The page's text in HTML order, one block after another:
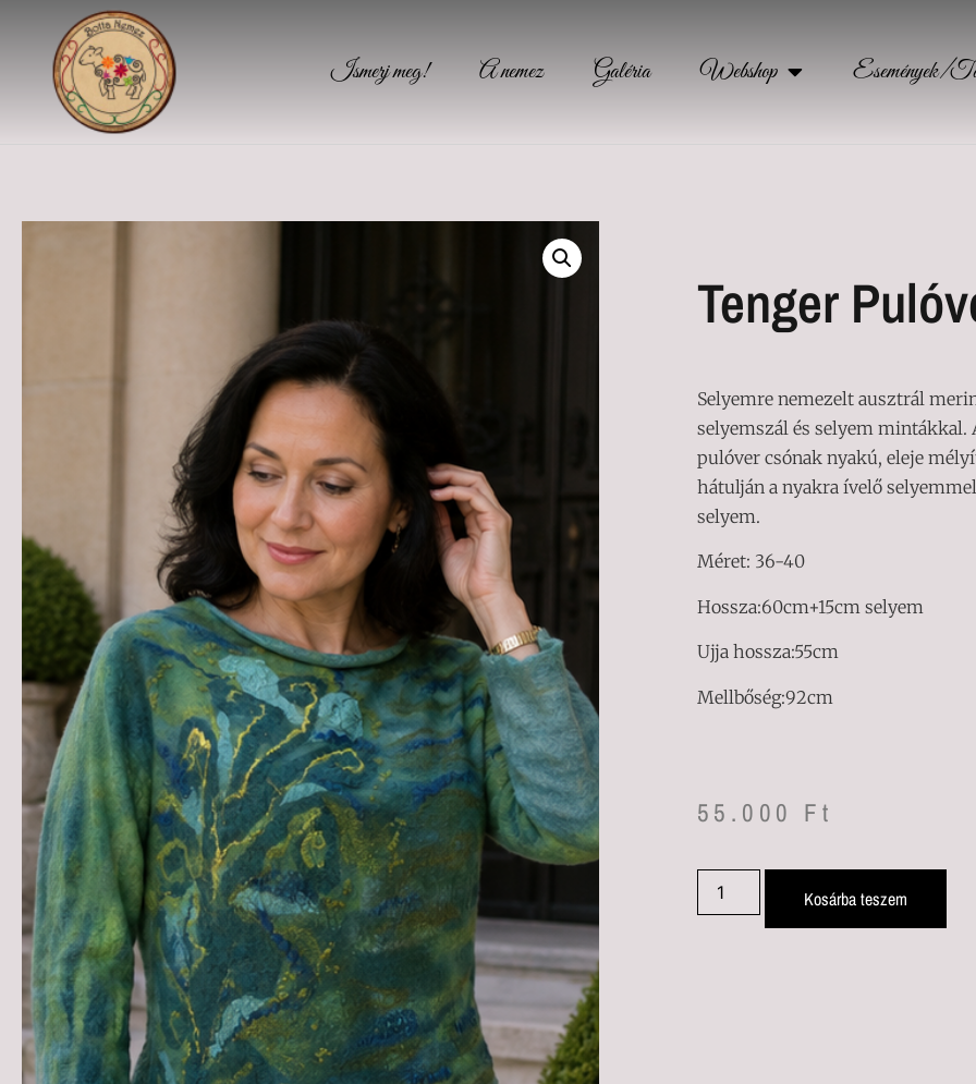
Ismerj meg! A nemez Galéria Webshop Események/
Tenger
Selyemre nemezelt ausztrál
selyemszál és selyem mintákkal.
pulóver csónak nyakú, eleje
hátulján a nyakra ívelő
selyem.
Méret: 36-40
Hossza:60cm+15cm selyem
Ujja hossza:55cm
Mellbőség:92cm
55.000 Ft
Kosárba teszem